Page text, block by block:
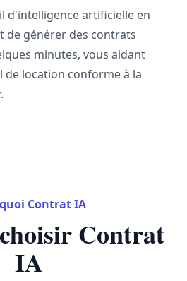
d'intelligence artificielle en
de générer des contrats
minutes, vous aidant
de location conforme à la
Contrat IA
Contrat
IA